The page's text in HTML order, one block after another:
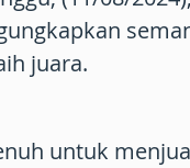
juara.
untuk